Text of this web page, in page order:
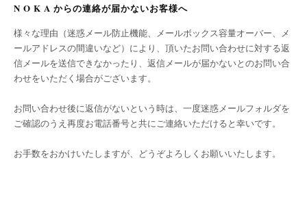
N O K A からの連絡が届かないお客様へ
様々な理由（迷惑メール防止機能、メールボックス容量オーバー、メ
ールアドレスの間違いなど）により、頂いたお問い合わせに対する返
信メールを送信できなかったり、返信メールが届かないとのお問い合
わせをいただく場合がございます。
お問い合わせ後に返信がないという時は、一度迷惑メールフォルダを
ご確認のうえ再度お電話番号と共にご連絡いただけると幸いです。
お手数をおかけいたしますが、どうぞよろしくお願いいたします。